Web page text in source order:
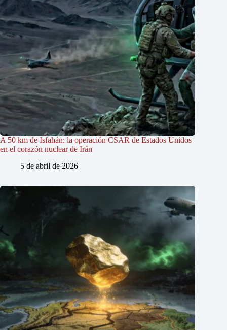
A 50 km de Isfahán: la operación CSAR de Estados Unidos
en el corazón nuclear de Irán
5 de abril de 2026